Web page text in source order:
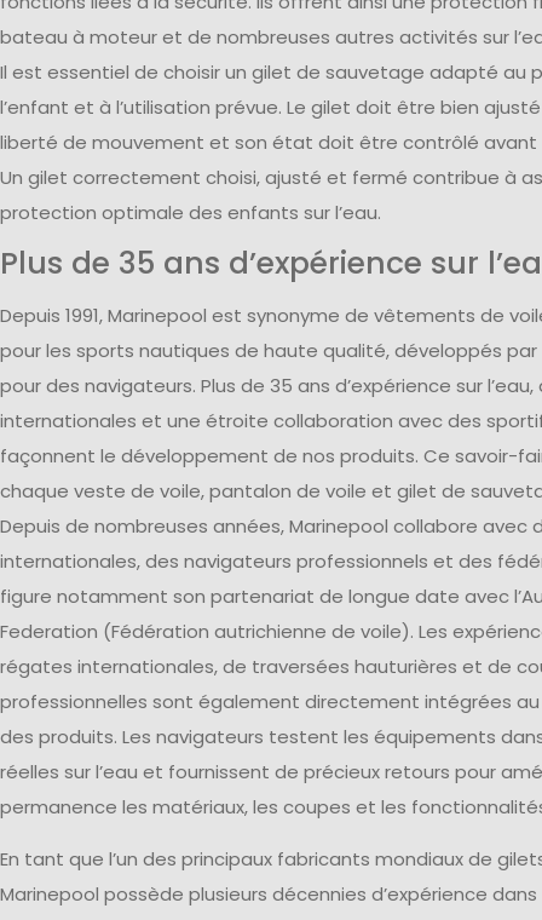
bateau à moteur et de nombreuses autres activités sur
Il est essentiel de choisir un gilet de sauvetage adapté au
l’enfant et à l’utilisation prévue. Le gilet doit être bien
liberté de mouvement et son état doit être contrôlé avant
Un gilet correctement choisi, ajusté et fermé contribue à
protection optimale des enfants sur l’eau.
Plus de 35 ans d’expérience sur
Depuis 1991, Marinepool est synonyme de vêtements de
pour les sports nautiques de haute qualité, développés
pour des navigateurs. Plus de 35 ans d’expérience sur
internationales et une étroite collaboration avec des
façonnent le développement de nos produits. Ce savoir-
chaque veste de voile, pantalon de voile et gilet de
Depuis de nombreuses années, Marinepool collabore avec
internationales, des navigateurs professionnels et des
figure notamment son partenariat de longue date avec
Federation (Fédération autrichienne de voile). Les
régates internationales, de traversées hauturières et de
professionnelles sont également directement intégrées
des produits. Les navigateurs testent les équipements
réelles sur l’eau et fournissent de précieux retours pour
permanence les matériaux, les coupes et les
En tant que l’un des principaux fabricants mondiaux de
Marinepool possède plusieurs décennies d’expérience